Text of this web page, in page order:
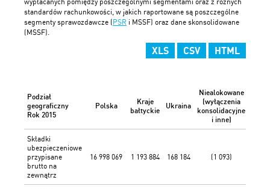
standardów rachunkowości, w jakich raportowane są poszczególne
segmenty sprawozdawcze (PSR i MSSF) oraz dane skonsolidowane
(MSSF).
XLS CSV HTML
Podział
geograficzny
Rok 2015
Polska
Kraje
bałtyckie
Ukraina
Niealokowane
(wyłączenia
konsolidacyjne
i inne)
Składki
ubezpieczeniowe
przypisane
brutto na
zewnątrz
16 998 069 1 193 884 168 184 (1 093)